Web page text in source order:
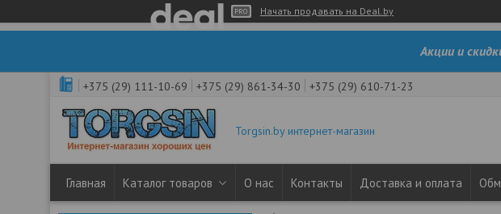
Начать продавать на Deal.by
Акции и
+375 (29) 111-10-69 +375 (29) 861-34-30 +375 (29) 610-71-23
Torgsin.by интернет-магазин
Главная Каталог товаров О нас Контакты Доставка и оплата